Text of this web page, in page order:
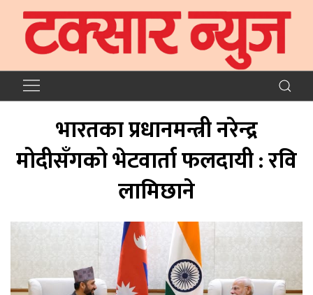
भारतका प्रधानमन्त्री नरेन्द्र
मोदीसँगको भेटवार्ता फलदायी : रवि
लामिछाने